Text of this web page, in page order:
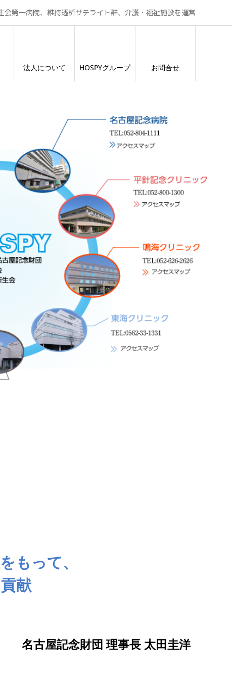
第一病院、維持透析サテライト群、介護・福祉施設を運営
法人について HOSPYグループ お問合せ
もって、
献
名古屋記念財団理事長 太田圭洋